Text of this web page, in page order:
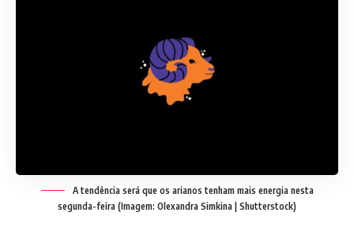
A tendência será que os arianos tenham mais energia nesta
segunda-feira (Imagem: Olexandra Simkina | Shutterstock)